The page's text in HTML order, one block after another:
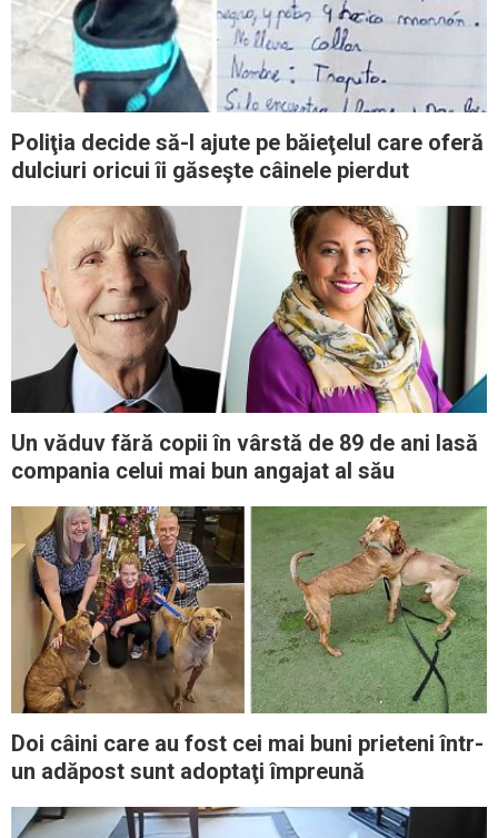
Poliţia decide să-l ajute pe băieţelul care oferă
dulciuri oricui îi găseşte câinele pierdut
Un văduv fără copii în vârstă de 89 de ani lasă
compania celui mai bun angajat al său
Doi câini care au fost cei mai buni prieteni într-
un adăpost sunt adoptaţi împreună